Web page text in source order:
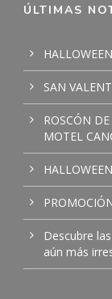
ÚLTIMAS
SAN
ROSCÓN
MOTEL
Descubre
aún más